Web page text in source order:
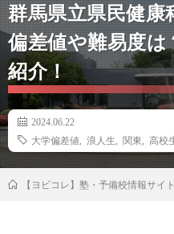
群馬県立県民健康
偏差値や難易度
紹介！
2024.06.22
大学偏差値
浪人生 関東 高校
【ヨビコレ】塾・予備校情報サイト